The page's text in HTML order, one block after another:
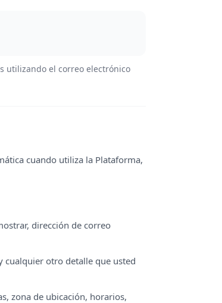
utilizando el correo electrónico
cuando utiliza la Plataforma,
dirección de correo
otro detalle que usted
zona de ubicación, horarios,